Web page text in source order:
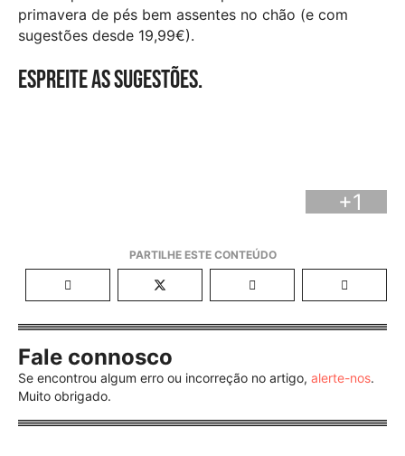
primavera de pés bem assentes no chão (e com
sugestões desde 19,99€).
Espreite as sugestões.
+1
Fale connosco
Se encontrou algum erro ou incorreção no artigo, alerte-nos.
Muito obrigado.